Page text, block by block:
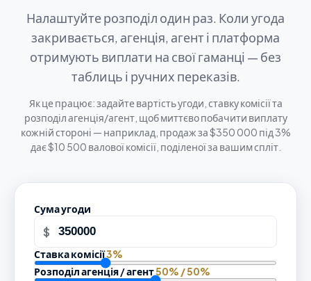
Налаштуйте розподіл один раз. Коли угода
закривається, агенція, агент і платформа
отримують виплати на свої гаманці — без
таблиць і ручних переказів.
Як це працює: задайте вартість угоди, ставку комісії та
розподіл агенція/агент, щоб миттєво побачити виплату
кожній стороні — наприклад, продаж за $350 000 під 3%
дає $10 500 валової комісії, поділеної за вашим спліт.
Сума угоди
$
Ставка комісії3%
Розподіл агенція / агент50% /50%